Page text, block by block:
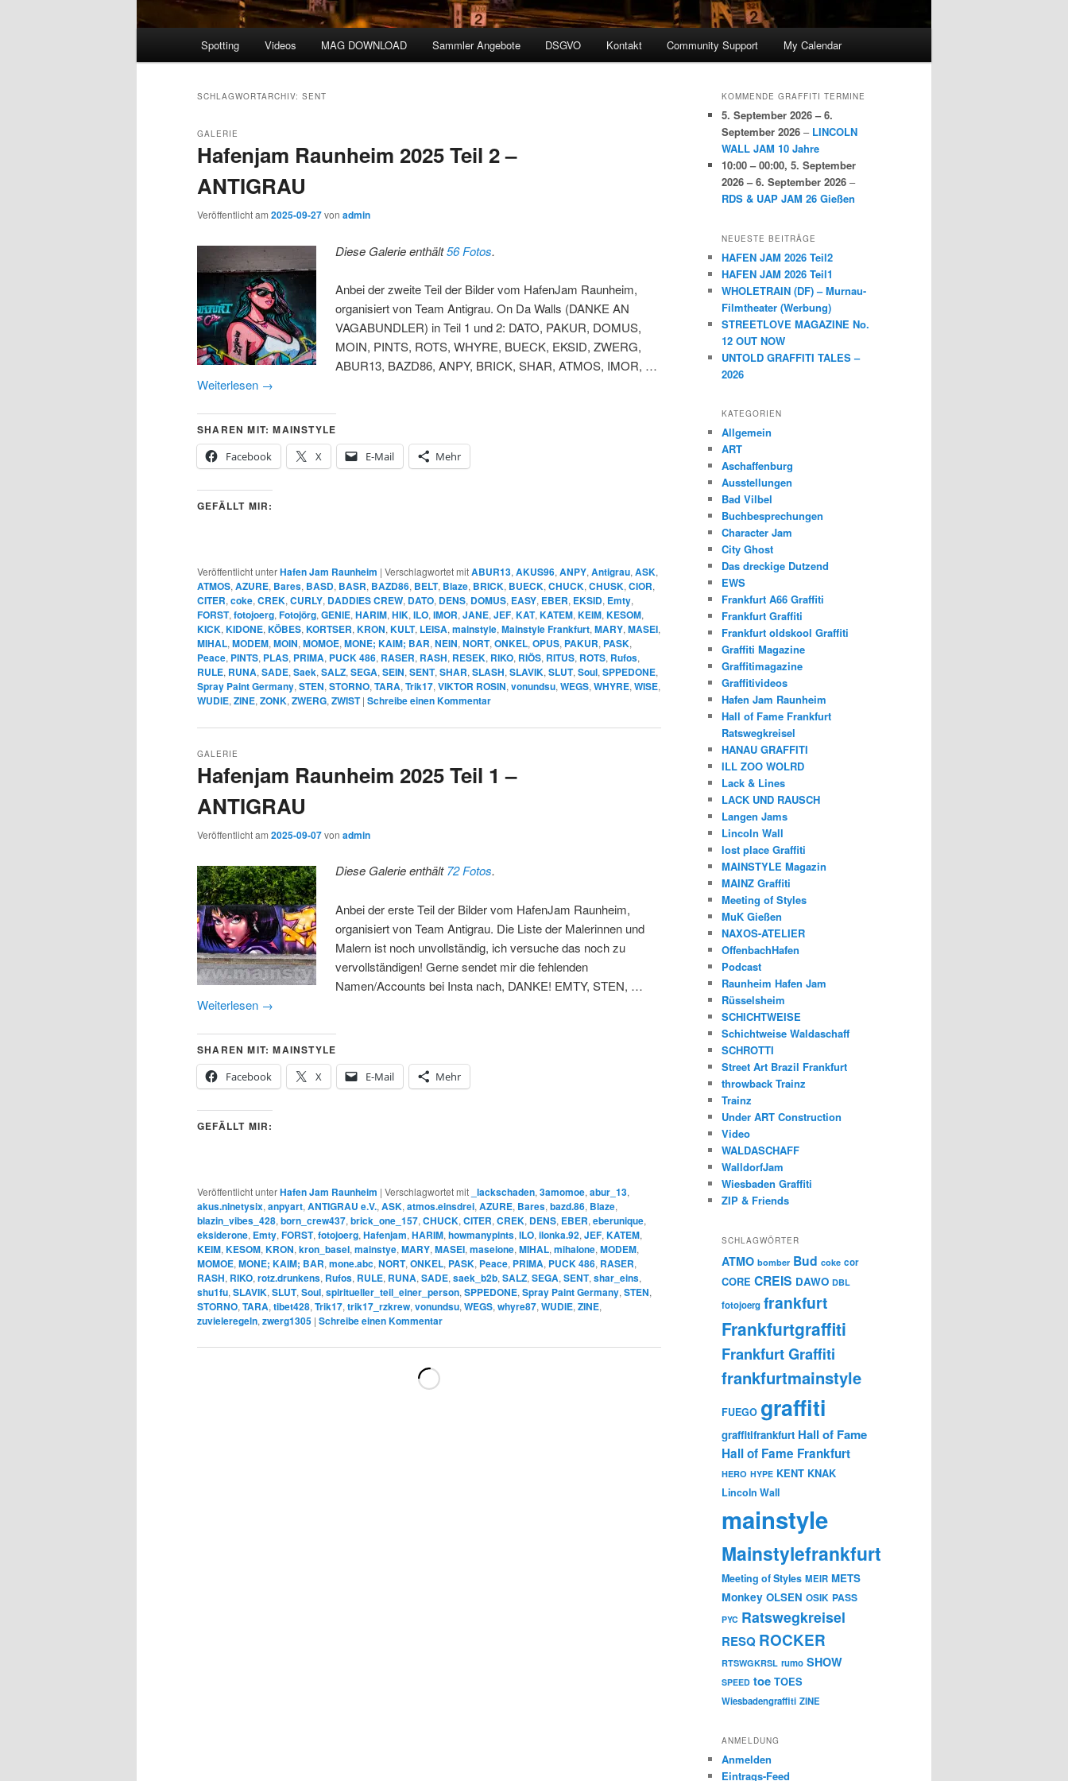
Spotting Videos MAG DOWNLOAD Sammler Angebote DSGVO Kontakt Community Support My Calendar
SCHLAGWORTARCHIV: SENT
Hafenjam Raunheim 2025 Teil 2 –
ANTIGRAU
GALERIE
Veröffentlicht am 2025-09-27von admin
Diese Galerie enthält56 Fotos.
Anbei der zweite Teil der Bilder vom HafenJam Raunheim,
organisiert von Team Antigrau. On Da Walls (DANKE AN
VAGABUNDLER) in Teil 1 und 2: DATO, PAKUR, DOMUS,
MOIN, PINTS, ROTS, WHYRE, BUECK, EKSID, ZWERG,
ABUR13, BAZD86, ANPY, BRICK, SHAR, ATMOS, IMOR, …
Weiterlesen →
SHAREN MIT: MAINSTYLE
Facebook
X E-Mail Mehr
GEFÄLLT MIR:
Veröffentlicht unterHafen Jam Raunheim | Verschlagwortet mitABUR13, AKUS96, ANPY, Antigrau, ASK,
ATMOS, AZURE, Bares, BASD, BASR, BAZD86, BELT, Blaze, BRICK, BUECK, CHUCK, CHUSK, CIOR,
CITER, coke, CREK, CURLY, DADDIES CREW, DATO, DENS, DOMUS, EASY, EBER, EKSID, Emty,
FORST, fotojoerg, Fotojörg, GENIE, HARIM, HIK, ILO, IMOR, JANE, JEF, KAT, KATEM, KEIM, KESOM,
KICK, KIDONE, KÖBES, KORTSER, KRON, KULT, LEISA, mainstyle, Mainstyle Frankfurt, MARY, MASEI,
MIHAL, MODEM, MOIN, MOMOE, MONE; KAIM; BAR, NEIN, NORT, ONKEL, OPUS, PAKUR, PASK,
Peace, PINTS, PLAS, PRIMA, PUCK 486, RASER, RASH, RESEK, RIKO, RIÖS, RITUS, ROTS, Rufos,
RULE, RUNA, SADE, Saek, SALZ, SEGA, SEIN, SENT, SHAR, SLASH, SLAVIK, SLUT, Soul, SPPEDONE,
Spray Paint Germany, STEN, STORNO, TARA, Trik17, VIKTOR ROSIN, vonundsu, WEGS, WHYRE, WISE,
WUDIE, ZINE, ZONK, ZWERG, ZWIST | Schreibe einen Kommentar
Hafenjam Raunheim 2025 Teil 1 –
ANTIGRAU
GALERIE
Veröffentlicht am 2025-09-07von admin
Diese Galerie enthält72 Fotos.
Anbei der erste Teil der Bilder vom HafenJam Raunheim,
organisiert von Team Antigrau. Die Liste der Malerinnen und
Malern ist noch unvollständig, ich versuche das noch zu
vervollständigen! Gerne sendet mir die fehlenden
Namen/Accounts bei Insta nach, DANKE! EMTY, STEN, …
Weiterlesen →
SHAREN MIT: MAINSTYLE
Facebook
X E-Mail Mehr
GEFÄLLT MIR:
Veröffentlicht unterHafen Jam Raunheim | Verschlagwortet mit _lackschaden, 3amomoe, abur_13,
akus.ninetysix, anpyart, ANTIGRAU e.V., ASK, atmos.einsdrei, AZURE, Bares, bazd.86, Blaze,
blazin_vibes_428, born_crew437, brick_one_157, CHUCK, CITER, CREK, DENS, EBER, eberunique,
eksiderone, Emty, FORST, fotojoerg, Hafenjam, HARIM, howmanypints, ILO, ilonka.92, JEF, KATEM,
KEIM, KESOM, KRON, kron_basel, mainstye, MARY, MASEI, maseione, MIHAL, mihalone, MODEM,
MOMOE, MONE; KAIM; BAR, mone.abc, NORT, ONKEL, PASK, Peace, PRIMA, PUCK 486, RASER,
RASH, RIKO, rotz.drunkens, Rufos, RULE, RUNA, SADE, saek_b2b, SALZ, SEGA, SENT, shar_eins,
shu1fu, SLAVIK, SLUT, Soul, spiritueller_teil_einer_person, SPPEDONE, Spray Paint Germany, STEN,
STORNO, TARA, tibet428, Trik17, trik17_rzkrew, vonundsu, WEGS, whyre87, WUDIE, ZINE,
zuvieleregeln, zwerg1305 | Schreibe einen Kommentar
KOMMENDE GRAFFITI TERMINE
5. September 2026 – 6.
September 2026 – LINCOLN
WALL JAM 10 Jahre
10:00 – 00:00, 5. September
2026 – 6. September 2026 –
RDS & UAP JAM 26 Gießen
NEUESTE BEITRÄGE
HAFEN JAM 2026 Teil2
HAFEN JAM 2026 Teil1
WHOLETRAIN (DF) – Murnau-
Filmtheater (Werbung)
STREETLOVE MAGAZINE No.
12 OUT NOW
UNTOLD GRAFFITI TALES –
2026
KATEGORIEN
Allgemein
ART
Aschaffenburg
Ausstellungen
Bad Vilbel
Buchbesprechungen
Character Jam
City Ghost
Das dreckige Dutzend
EWS
Frankfurt A66 Graffiti
Frankfurt Graffiti
Frankfurt oldskool Graffiti
Graffiti Magazine
Graffitimagazine
Graffitivideos
Hafen Jam Raunheim
Hall of Fame Frankfurt
Ratswegkreisel
HANAU GRAFFITI
ILL ZOO WOLRD
Lack & Lines
LACK UND RAUSCH
Langen Jams
Lincoln Wall
lost place Graffiti
MAINSTYLE Magazin
MAINZ Graffiti
Meeting of Styles
MuK Gießen
NAXOS-ATELIER
OffenbachHafen
Podcast
Raunheim Hafen Jam
Rüsselsheim
SCHICHTWEISE
Schichtweise Waldaschaff
SCHROTTI
Street Art Brazil Frankfurt
throwback Trainz
Trainz
Under ART Construction
Video
WALDASCHAFF
WalldorfJam
Wiesbaden Graffiti
ZIP & Friends
SCHLAGWÖRTER
ATMO bomber Bud coke cor
CORE CREIS DAWO DBL
fotojoerg frankfurt
Frankfurtgraffiti
Frankfurt Graffiti
frankfurtmainstyle
FUEGO graffiti
graffitifrankfurt Hall of Fame
Hall of Fame Frankfurt
HERO HYPE KENT KNAK
Lincoln Wall
mainstyle
Mainstylefrankfurt
Meeting of Styles MEIR METS
Monkey OLSEN OSIK PASS
PYC Ratswegkreisel
RESQ ROCKER
RTSWGKRSL rumo SHOW
SPEED toe TOES
Wiesbadengraffiti ZINE
ANMELDUNG
Anmelden
Eintrags-Feed